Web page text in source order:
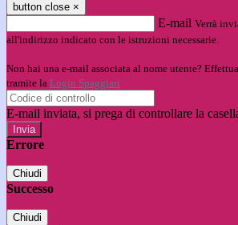
button close ×
E-mail Verrà
all'indirizzo indicato con le istruzioni necessarie.
Non hai una e-mail associata al nome utente?
tramite la Login Spaggiari
E-mail inviata, si prega di controllare la
Errore
Chiudi
Successo
Chiudi